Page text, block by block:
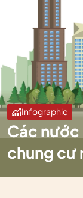
Infographic
Các nước
chung cư